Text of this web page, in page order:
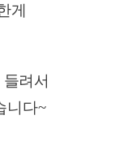
게
려서
니다~